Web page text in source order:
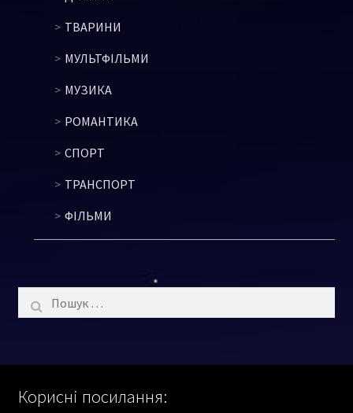
ТВАРИНИ
МУЛЬТФІЛЬМИ
МУЗИКА
РОМАНТИКА
СПОРТ
ТРАНСПОРТ
ФІЛЬМИ
Корисні посилання: